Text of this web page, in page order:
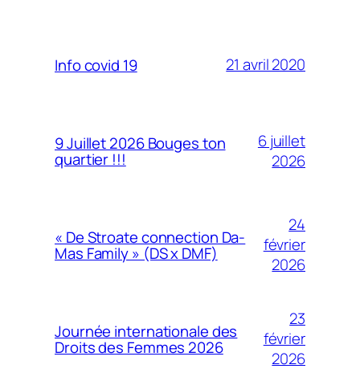
Info covid 19 21 avril 2020
9 Juillet 2026 Bouges ton
quartier !!!
6 juillet
2026
« De Stroate connection Da-
Mas Family » (DS x DMF)
24
février
2026
Journée internationale des
Droits des Femmes 2026
23
février
2026